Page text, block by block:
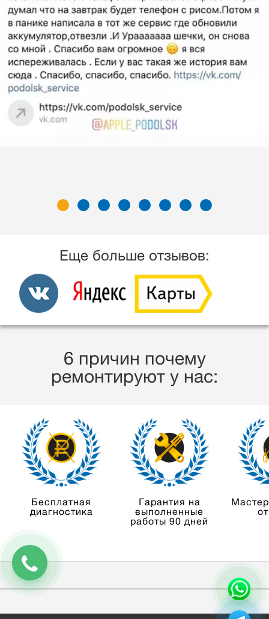
Еще больше отзывов:
6 причин почему
ремонтируют у нас:
Бесплатная
диагностика
Гарантия на
выполненные
работы 90 дней